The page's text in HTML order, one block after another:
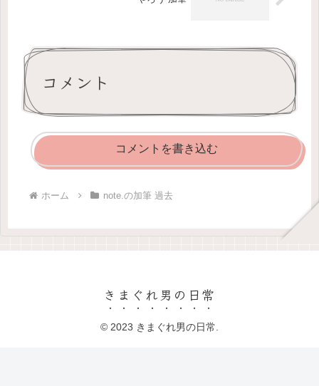
コメント
コメントを書き込む
ホーム note.の加筆 過去
きまぐれ男の日常
© 2023 きまぐれ男の日常.